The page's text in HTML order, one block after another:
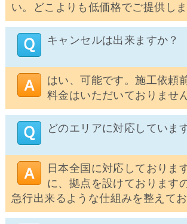
い。どこよりも低価格でご提供しま
キャンセルは出来ますか？
はい、可能です。施工依頼
料金はいただいておりません
どのエリアに対応していま
日本全国に対応しておりま
に、拠点を設けております
急行出来るような仕組みを整えてお